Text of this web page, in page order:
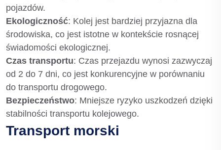
pojazdów.
Ekologiczność: Kolej jest bardziej przyjazna dla
środowiska, co jest istotne w kontekście rosnącej
świadomości ekologicznej.
Czas transportu: Czas przejazdu wynosi zazwyczaj
od 2 do 7 dni, co jest konkurencyjne w porównaniu
do transportu drogowego.
Bezpieczeństwo: Mniejsze ryzyko uszkodzeń dzięki
stabilności transportu kolejowego.
Transport morski